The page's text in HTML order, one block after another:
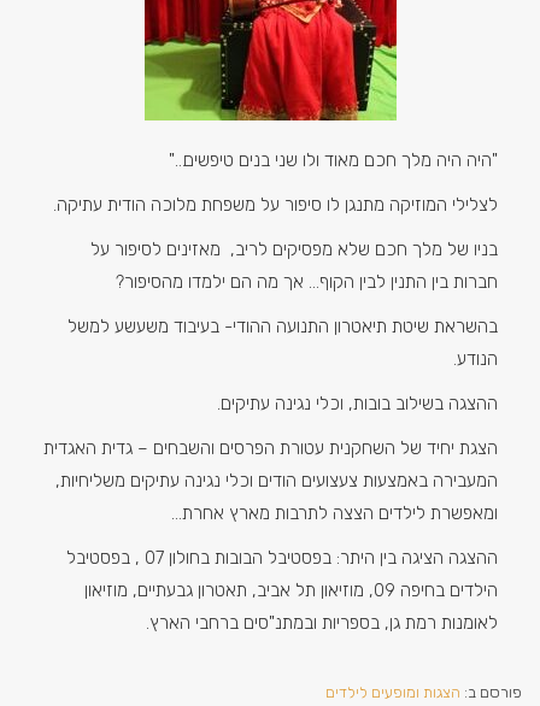
"היה היה מלך חכם מאוד ולו שני בנים טיפשים…"
לצלילי המוזיקה מתנגן לו סיפור על משפחת מלוכה הודית עתיקה.
בניו של מלך חכם שלא מפסיקים לריב, מאזינים לסיפור על
חברות בין התנין לבין הקוף… אך מה הם ילמדו מהסיפור?
בהשראת שיטת תיאטרון התנועה ההודי- בעיבוד משעשע למשל
הנודע.
ההצגה בשילוב בובות, וכלי נגינה עתיקים.
הצגת יחיד של השחקנית עטורת הפרסים והשבחים – גדית האגדית
המעבירה באמצעות צעצועים הודים וכלי נגינה עתיקים משליחיות,
ומאפשרת לילדים הצצה לתרבות מארץ אחרת…
ההצגה הציגה בין היתר: בפסטיבל הבובות בחולון 07 , בפסטיבל
הילדים בחיפה 09, מוזיאון תל אביב, תאטרון גבעתיים, מוזיאון
לאומנות רמת גן, בספריות ובמתנ"סים ברחבי הארץ.
פורסם ב: הצגות ומופעים לילדים